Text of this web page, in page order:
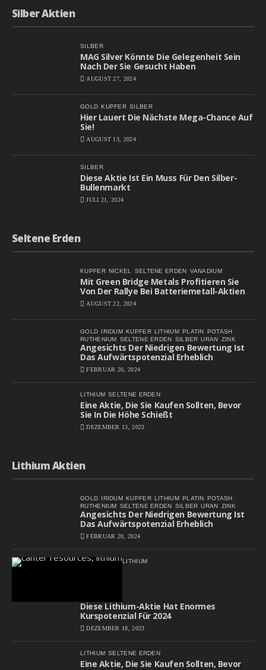
Silber Aktien
SILBER
MAG Silver Könnte Die Gelegenheit Sein
Nach Der Sie Gesucht Haben
AUGUST 27, 2024
GOLD KUPFER SILBER
Hier Lauert Die Nächste Mega-Chance Auf
Sie!
AUGUST 13, 2024
SILBER
Diese Aktie Ist Ein Muss Für Den Silber-
Bullenmarkt
JULI 21, 2024
Seltene Erden
KUPFER NICKEL SELTENE ERDEN VANADIUM
Mit Green Bridge Metals Profitieren Sie
Von Der Rallye Bei Batteriemetall-Aktien
AUGUST 22, 2024
GOLD IRIDUM KUPFER LITHIUM PLATIN POTASH
RUTHENIUM SELTENE ERDEN SILBER URAN ZINK
Angesichts Der Niedrigen Bewertung Ist
Das Aufwärtspotenzial Erheblich
FEBRUAR 20, 2024
LITHIUM SELTENE ERDEN
Eine Aktie, Die Sie Kaufen Sollten, Bevor
Sie In Die Höhe Schießt
DEZEMBER 13, 2023
Lithium Aktien
GOLD IRIDUM KUPFER LITHIUM PLATIN POTASH
RUTHENIUM SELTENE ERDEN SILBER URAN ZINK
Angesichts Der Niedrigen Bewertung Ist
Das Aufwärtspotenzial Erheblich
FEBRUAR 20, 2024
LITHIUM
Diese Lithium-Aktie Hat Enormes
Kurspotenzial Für 2024
DEZEMBER 18, 2023
LITHIUM SELTENE ERDEN
Eine Aktie, Die Sie Kaufen Sollten, Bevor